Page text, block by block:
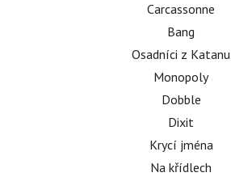
Carcassonne
Bang
Osadníci z Katanu
Monopoly
Dobble
Dixit
Krycí jména
Na křídlech